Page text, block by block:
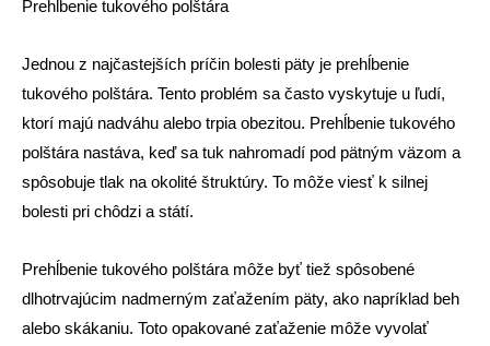
Prehĺbenie tukového polštára
Jednou z najčastejších príčin bolesti päty je prehĺbenie
tukového polštára. Tento problém sa často vyskytuje u ľudí,
ktorí majú nadváhu alebo trpia obezitou. Prehĺbenie tukového
polštára nastáva, keď sa tuk nahromadí pod pätným väzom a
spôsobuje tlak na okolité štruktúry. To môže viesť k silnej
bolesti pri chôdzi a státí.
Prehĺbenie tukového polštára môže byť tiež spôsobené
dlhotrvajúcim nadmerným zaťažením päty, ako napríklad beh
alebo skákaniu. Toto opakované zaťaženie môže vyvolať